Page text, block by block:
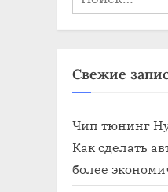
Свежие
Чип тюнинг
Как сделать
более